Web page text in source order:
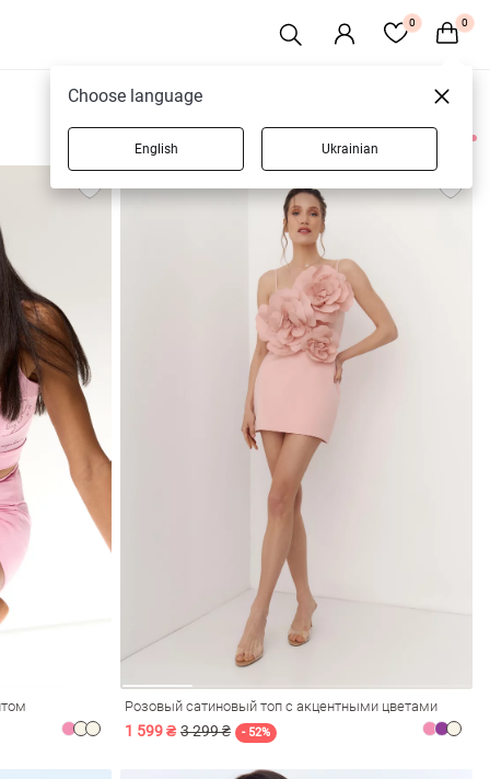
0 0
11 товаров
Розовый сатиновый топ с акцентными цветами
1 599 ₴ 3 299 ₴ - 52%
Choose language
English Ukrainian